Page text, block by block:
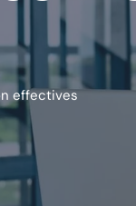
effectives